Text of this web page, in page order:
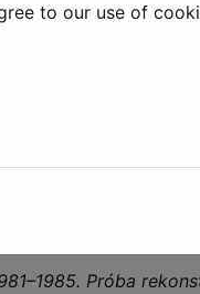
Krystyna
Próba
to our use of